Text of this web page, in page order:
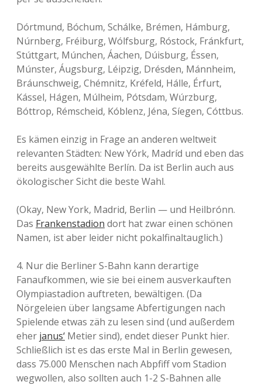
Dórtmund, Bóchum, Schálke, Brémen, Hámburg,
Núrnberg, Fréiburg, Wólfsburg, Róstock, Fránkfurt,
Stúttgart, Múnchen, Áachen, Dúisburg, Éssen,
Múnster, Áugsburg, Léipzig, Drésden, Mánnheim,
Bráunschweig, Chémnitz, Kréfeld, Hálle, Érfurt,
Kássel, Hágen, Múlheim, Pótsdam, Wúrzburg,
Bóttrop, Rémscheid, Kóblenz, Jéna, Síegen, Cóttbus.
Es kämen einzig in Frage an anderen weltweit
relevanten Städten: New Yórk, Madríd und eben das
bereits ausgewählte Berlín. Da ist Berlin auch aus
ökologischer Sicht die beste Wahl.
(Okay, New York, Madrid, Berlin — und Heilbrónn.
Das Frankenstadion dort hat zwar einen schönen
Namen, ist aber leider nicht pokalfinaltauglich.)
4. Nur die Berliner S-Bahn kann derartige
Fanaufkommen, wie sie bei einem ausverkauften
Olympiastadion auftreten, bewältigen. (Da
Nörgeleien über langsame Abfertigungen nach
Spielende etwas zäh zu lesen sind (und außerdem
eher janus‘ Metier sind), endet dieser Punkt hier.
Schließlich ist es das erste Mal in Berlin gewesen,
dass 75.000 Menschen nach Abpfiff vom Stadion
wegwollen, also sollten auch 1-2 S-Bahnen alle